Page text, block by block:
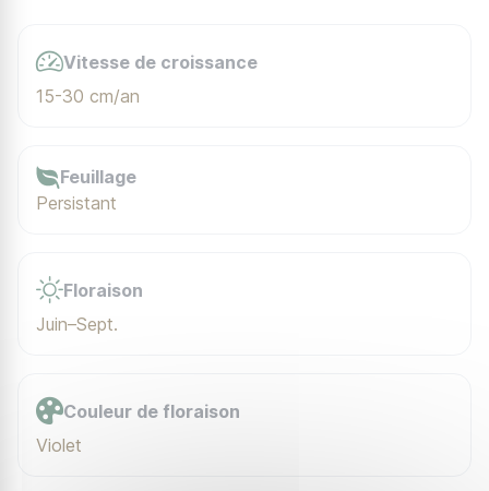
Vitesse de croissance
15-30 cm/an
Feuillage
Persistant
Floraison
Juin–Sept.
Couleur de floraison
Violet